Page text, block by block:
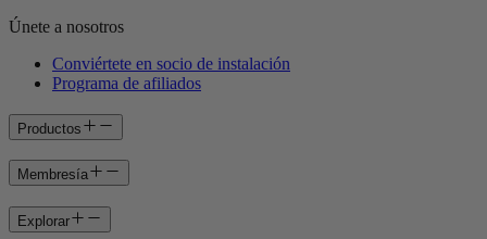
Únete a nosotros
Conviértete en socio de instalación
Programa de afiliados
Productos
Membresía
Explorar